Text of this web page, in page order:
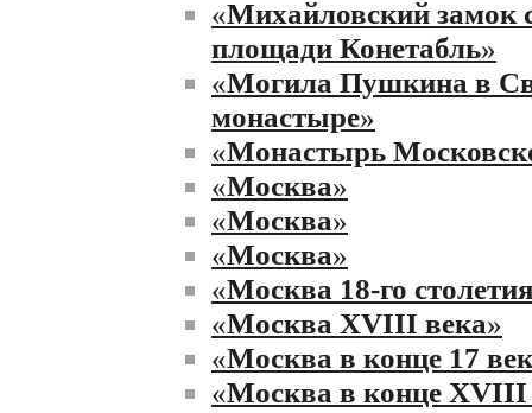
«Михайловский замок
площади Конетабль»
«Могила Пушкина в
монастыре»
«Монастырь
«Москва»
«Москва»
«Москва»
«Москва 18-го
«Москва XVIII века»
«Москва в конце 17
«Москва в конце XVIII